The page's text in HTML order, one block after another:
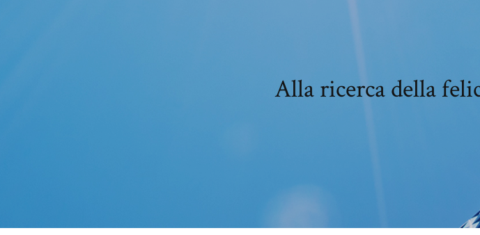
Alla ricerca della